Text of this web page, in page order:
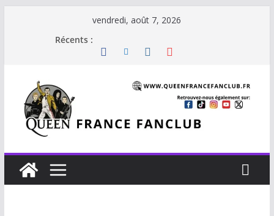
vendredi, août 7, 2026
Récents :